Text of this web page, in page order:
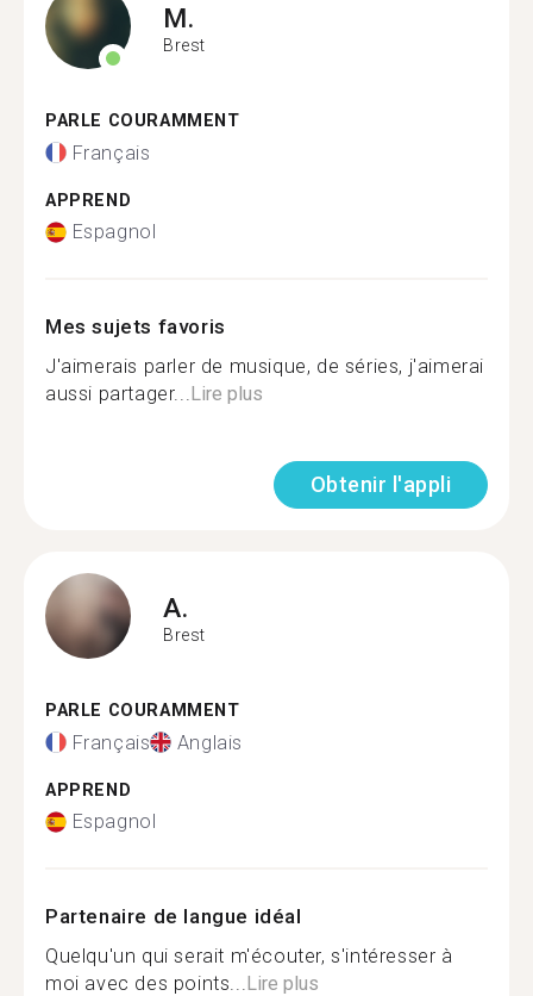
M.
Brest
PARLE COURAMMENT
Français
APPREND
Espagnol
Mes sujets favoris
J'aimerais parler de musique, de séries, j'aimerai
aussi partager...Lire plus
Obtenir l'appli
A.
Brest
PARLE COURAMMENT
Français Anglais
APPREND
Espagnol
Partenaire de langue idéal
Quelqu'un qui serait m'écouter, s'intéresser à
moi avec des points...Lire plus